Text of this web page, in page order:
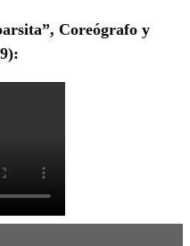
Coreógrafo y